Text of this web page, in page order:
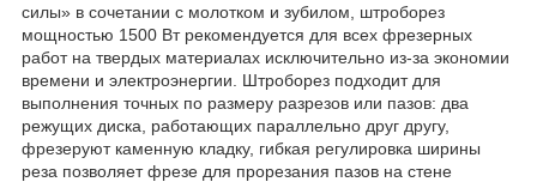
силы» в сочетании с молотком и зубилом, штроборез
мощностью 1500 Вт рекомендуется для всех фрезерных
работ на твердых материалах исключительно из-за экономии
времени и электроэнергии. Штроборез подходит для
выполнения точных по размеру разрезов или пазов: два
режущих диска, работающих параллельно друг другу,
фрезеруют каменную кладку, гибкая регулировка ширины
реза позволяет фрезе для прорезания пазов на стене